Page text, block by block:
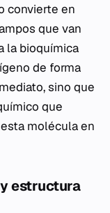
convierte en
que van
la bioquímica
de forma
sino que
que
molécula en
estructura